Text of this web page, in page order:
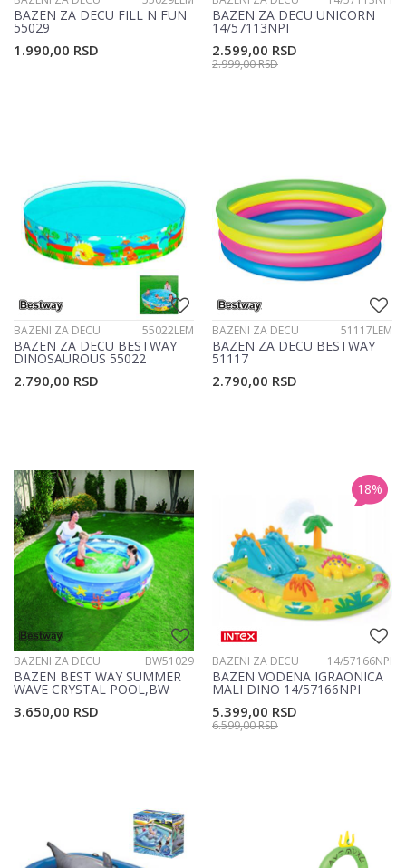
BAZEN ZA DECU FILL N FUN
55029
1.990,00 RSD
BAZEN ZA DECU UNICORN
14/57113NPI
2.599,00 RSD
2.999,00RSD
BAZENI ZA DECU 55022LEM
BAZEN ZA DECU BESTWAY
DINOSAUROUS 55022
2.790,00 RSD
BAZENI ZA DECU 51117LEM
BAZEN ZA DECU BESTWAY
51117
2.790,00 RSD
BAZENI ZA DECU BW51029
BAZEN BEST WAY SUMMER
WAVE CRYSTAL POOL,BW
3.650,00 RSD
18%
BAZENI ZA DECU 14/57166NPI
BAZEN VODENA IGRAONICA
MALI DINO 14/57166NPI
5.399,00 RSD
6.599,00RSD